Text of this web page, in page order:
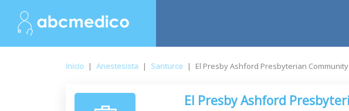
Inicio | Anestesista | Santurce | El Presby Ashford Presbyterian
El Presby Ashford